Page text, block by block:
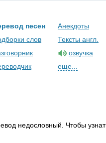
песен
слов
Анекдоты
Тексты англ.
озвучка
еще...
недословный. Чтобы